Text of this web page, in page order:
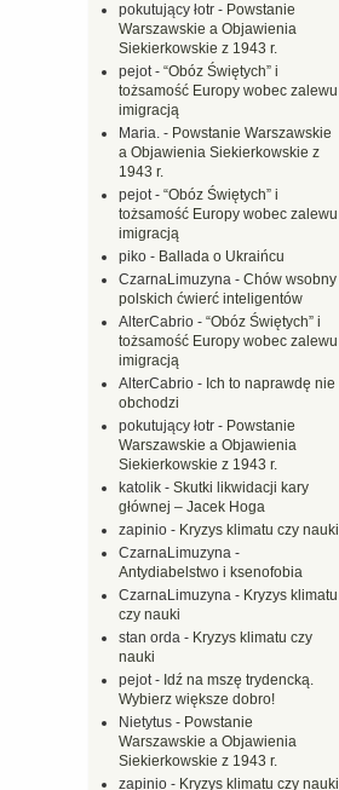
pokutujący łotr - Powstanie
Warszawskie a Objawienia
Siekierkowskie z 1943 r.
pejot- “Obóz Świętych” i
tożsamość Europy wobec zalewu
imigracją
Maria. - Powstanie Warszawskie
a Objawienia Siekierkowskie z
1943 r.
pejot- “Obóz Świętych” i
tożsamość Europy wobec zalewu
imigracją
piko - Ballada o Ukraińcu
CzarnaLimuzyna - Chów wsobny
polskich ćwierć inteligentów
AlterCabrio - “Obóz Świętych” i
tożsamość Europy wobec zalewu
imigracją
AlterCabrio - Ich to naprawdę nie
obchodzi
pokutujący łotr - Powstanie
Warszawskie a Objawienia
Siekierkowskie z 1943 r.
katolik - Skutki likwidacji kary
głównej – Jacek Hoga
zapinio - Kryzys klimatu czy nauki
CzarnaLimuzyna -
Antydiabelstwo i ksenofobia
CzarnaLimuzyna - Kryzys klimatu
czy nauki
stan orda - Kryzys klimatu czy
nauki
pejot- Idź na mszę trydencką.
Wybierz większe dobro!
Nietytus - Powstanie
Warszawskie a Objawienia
Siekierkowskie z 1943 r.
zapinio - Kryzys klimatu czy nauki